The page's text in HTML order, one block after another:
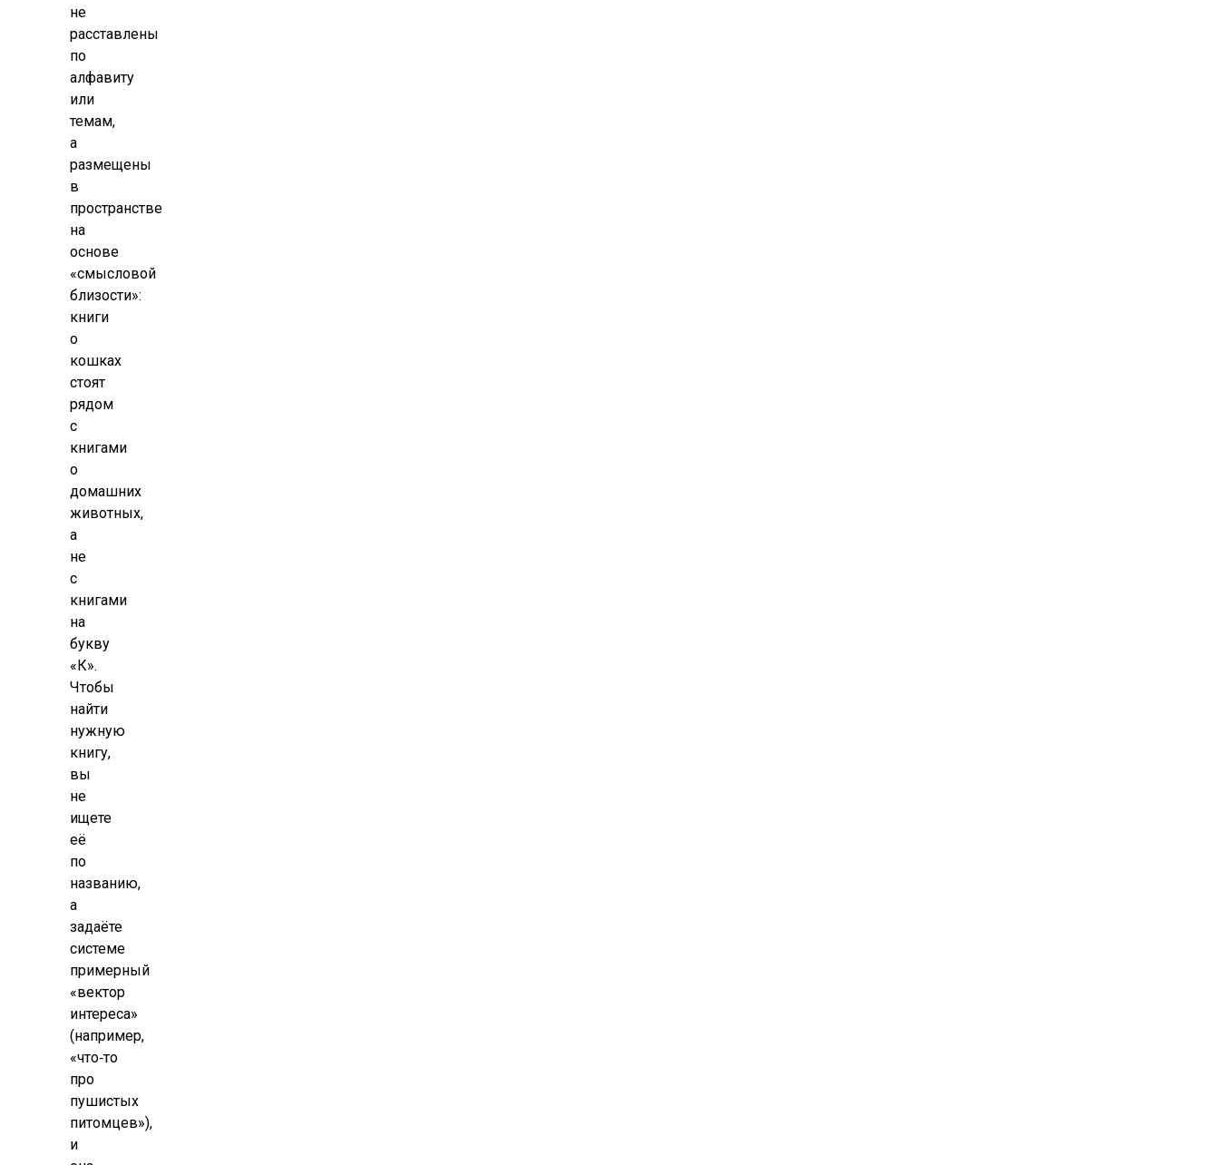
не
расставлены
по
алфавиту
или
темам,
а
размещены
в
пространстве
на
основе
«смысловой
близости»:
книги
о
кошках
стоят
рядом
с
книгами
о
домашних
животных,
а
не
с
книгами
на
букву
«К».
Чтобы
найти
нужную
книгу,
вы
не
ищете
её
по
названию,
а
задаёте
системе
примерный
«вектор
интереса»
(например,
«что‑то
про
пушистых
питомцев»),
и